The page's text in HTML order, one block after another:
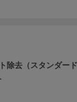
除去（スタンダー